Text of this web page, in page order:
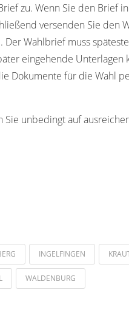
zu. Wenn Sie den Brief
versenden Sie den
Wahlbrief muss
eingehende
Dokumente für die Wahl
Sie unbedingt auf
INGELFINGEN
WALDENBURG